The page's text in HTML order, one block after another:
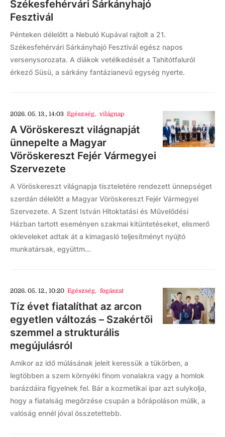
Székesfehérvári Sárkányhajó
Fesztivál
Pénteken délelőtt a Nebuló Kupával rajtolt a 21.
Székesfehérvári Sárkányhajó Fesztivál egész napos
versenysorozata. A diákok vetélkedését a Tahitótfaluról
érkező Süsü, a sárkány fantázianevű egység nyerte.
2026. 05. 13., 14:03 Egészség, világnap
A Vöröskereszt világnapját
ünnepelte a Magyar
Vöröskereszt Fejér Vármegyei
Szervezete
A Vöröskereszt világnapja tiszteletére rendezett ünnepséget
szerdán délelőtt a Magyar Vöröskereszt Fejér Vármegyei
Szervezete. A Szent István Hitoktatási és Művelődési
Házban tartott eseményen szakmai kitüntetéseket, elismerő
okleveleket adtak át a kimagasló teljesítményt nyújtó
munkatársak, együttm...
2026. 05. 12., 10:20 Egészség, fogászat
Tíz évet fiatalíthat az arcon
egyetlen változás – Szakértői
szemmel a strukturális
megújulásról
Amikor az idő múlásának jeleit keressük a tükörben, a
legtöbben a szem környéki finom vonalakra vagy a homlok
barázdáira figyelnek fel. Bár a kozmetikai ipar azt sulykolja,
hogy a fiatalság megőrzése csupán a bőrápoláson múlik, a
valóság ennél jóval összetettebb.